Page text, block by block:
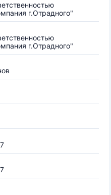
г.Отрадного"
г.Отрадного"